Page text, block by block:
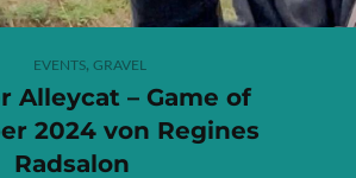
EVENTS, GRAVEL
Alleycat – Game of
2024 von Regines
Radsalon